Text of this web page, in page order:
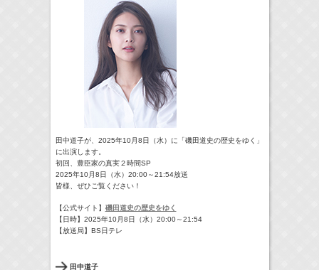
田中道子が、2025年10月8日（水）に「磯田道史の歴史をゆく」
に出演します。
初回、豊臣家の真実２時間SP
2025年10月8日（水）20:00～21:54放送
皆様、ぜひご覧ください！
【公式サイト】 磯田道史の歴史をゆく
【日時】2025年10月8日（水）20:00～21:54
【放送局】BS日テレ
田中道子